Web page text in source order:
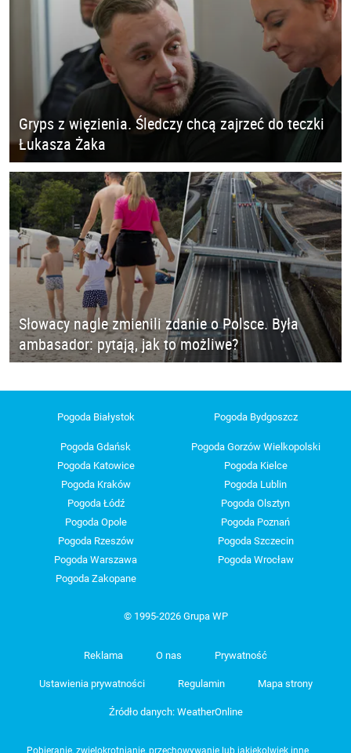
Gryps z więzienia. Śledczy chcą zajrzeć do teczki
Łukasza Żaka
Słowacy nagle zmienili zdanie o Polsce. Była
ambasador: pytają, jak to możliwe?
Pogoda Białystok Pogoda Bydgoszcz
Pogoda Gdańsk
Pogoda Gorzów Wielkopolski
Pogoda Katowice
Pogoda Kielce
Pogoda Kraków
Pogoda Lublin
Pogoda Łódź
Pogoda Olsztyn
Pogoda Opole
Pogoda Poznań
Pogoda Rzeszów
Pogoda Szczecin
Pogoda Warszawa
Pogoda Wrocław
Pogoda Zakopane
© 1995-2026 Grupa WP
Reklama O nas Prywatność
Ustawienia prywatności Regulamin Mapa strony
Źródło danych: WeatherOnline
Pobieranie, zwielokrotnianie, przechowywanie lub jakiekolwiek inne